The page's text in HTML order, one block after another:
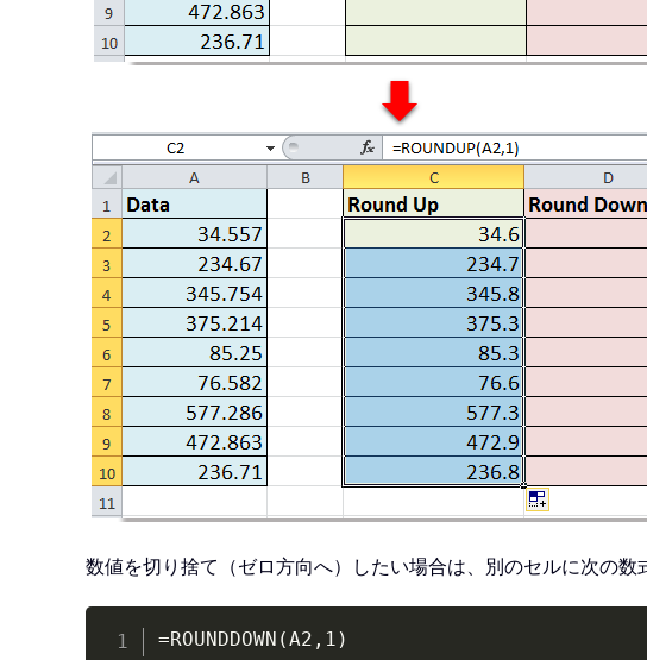
数値を切り捨て（ゼロ方向へ）したい場合は、別のセルに次の
=ROUNDDOWN(A2,1)